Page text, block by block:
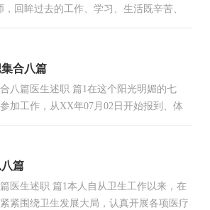
回眸过去的工作、学习、生活既辛苦、
集合八篇
八篇医生述职 篇1在这个阳光明媚的七
加工作，从XX年07月02日开始报到、体
篇
医生述职 篇1本人自从卫生工作以来，在
紧围绕卫生发展大局，认真开展各项医疗